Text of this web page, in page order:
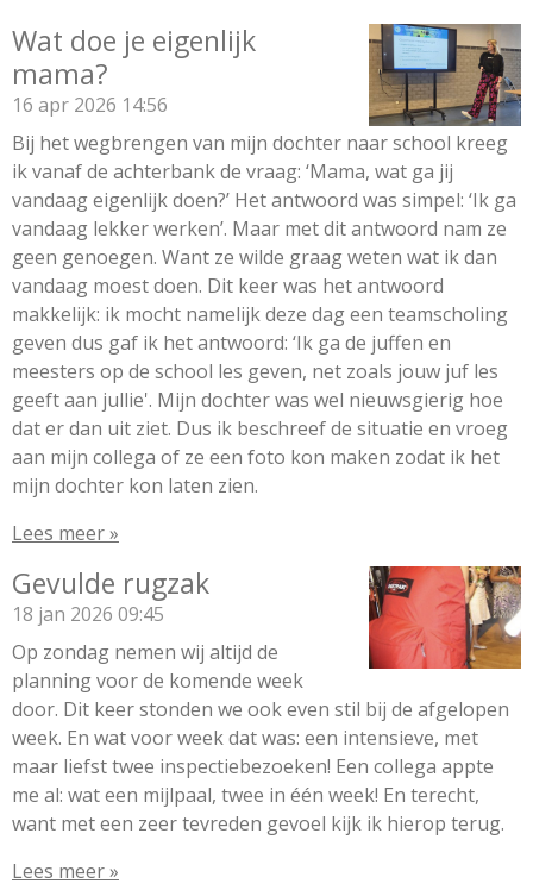
Wat doe je eigenlijk
mama?
16 apr 2026 14:56
Bij het wegbrengen van mijn dochter naar school kreeg
ik vanaf de achterbank de vraag: ‘Mama, wat ga jij
vandaag eigenlijk doen?’ Het antwoord was simpel: ‘Ik ga
vandaag lekker werken’. Maar met dit antwoord nam ze
geen genoegen. Want ze wilde graag weten wat ik dan
vandaag moest doen. Dit keer was het antwoord
makkelijk: ik mocht namelijk deze dag een teamscholing
geven dus gaf ik het antwoord: ‘Ik ga de juffen en
meesters op de school les geven, net zoals jouw juf les
geeft aan jullie'. Mijn dochter was wel nieuwsgierig hoe
dat er dan uit ziet. Dus ik beschreef de situatie en vroeg
aan mijn collega of ze een foto kon maken zodat ik het
mijn dochter kon laten zien.
Lees meer »
Gevulde rugzak
18 jan 2026 09:45
Op zondag nemen wij altijd de
planning voor de komende week
door. Dit keer stonden we ook even stil bij de afgelopen
week. En wat voor week dat was: een intensieve, met
maar liefst twee inspectiebezoeken! Een collega appte
me al: wat een mijlpaal, twee in één week! En terecht,
want met een zeer tevreden gevoel kijk ik hierop terug.
Lees meer »